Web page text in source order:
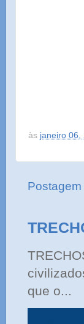
às janeiro 06,
que o...